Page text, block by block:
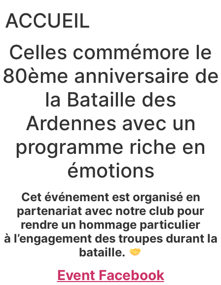
ACCUEIL
Celles commémore le
80ème anniversaire de
la Bataille des
Ardennes avec un
programme riche en
émotions
Cet événement est organisé en
partenariat avec notre club pour
rendre un hommage particulier
à l’engagement des troupes durant la
bataille.
Event Facebook